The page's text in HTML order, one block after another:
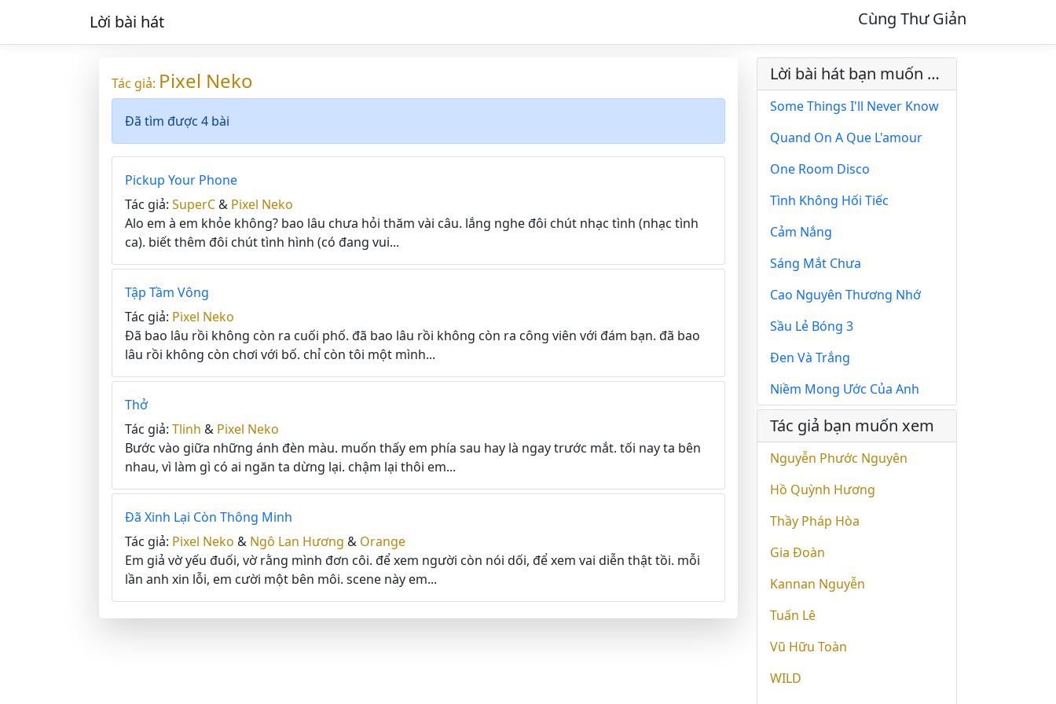
Lời bài hát Cùng Thư Giản
Tác giả: Pixel Neko
Đã tìm được 4 bài
Pickup Your Phone
Tác giả: SuperC& Pixel Neko
Alo em à em khỏe không? bao lâu chưa hỏi thăm vài câu. lắng nghe đôi chút nhạc tình (nhạc tình
ca). biết thêm đôi chút tình hình (có đang vui...
Tập Tầm Vông
Tác giả: Pixel Neko
Đã bao lâu rồi không còn ra cuối phố. đã bao lâu rồi không còn ra công viên với đám bạn. đã bao
lâu rồi không còn chơi với bố. chỉ còn tôi một mình...
Thở
Tác giả: Tlinh & Pixel Neko
Bước vào giữa những ánh đèn màu. muốn thấy em phía sau hay là ngay trước mắt. tối nay ta bên
nhau, vì làm gì có ai ngăn ta dừng lại. chậm lại thôi em...
Đã Xinh Lại Còn Thông Minh
Tác giả: Pixel Neko & Ngô Lan Hương & Orange
Em giả vờ yếu đuối, vờ rằng mình đơn côi. để xem người còn nói dối, để xem vai diễn thật tồi. mỗi
lần anh xin lỗi, em cười một bên môi. scene này em...
Lời bài hát bạn muốn xem
Some Things I'll Never Know
Quand On A Que L'amour
One Room Disco
Tình Không Hối Tiếc
Cảm Nắng
Sáng Mắt Chưa
Cao Nguyên Thương Nhớ
Sầu Lẻ Bóng 3
Đen Và Trắng
Niềm Mong Ước Của Anh
Tác giả bạn muốn xem
Nguyễn Phước Nguyên
Hồ Quỳnh Hương
Thầy Pháp Hòa
Gia Đoàn
Kannan Nguyễn
Tuấn Lê
Vũ Hữu Toàn
WILD